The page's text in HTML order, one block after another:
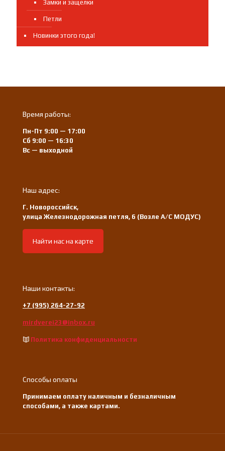
Замки и защелки
Петли
Новинки этого года!
Время работы:
Пн-Пт 9:00 — 17:00
Сб 9:00 — 16:30
Вс — выходной
Наш адрес:
Г. Новороссийск,
улица Железнодорожная петля, 6 (Возле А/С МОДУС)
Найти нас на карте
Наши контакты:
+7 (995) 264-27-92
mirdverei23@inbox.ru
Политика конфиденциальности
Способы оплаты
Принимаем оплату наличным и безналичным
способами, а также картами.